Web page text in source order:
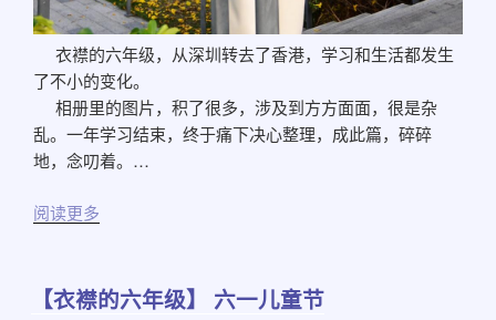
衣襟的六年级，从深圳转去了香港，学习和生活都发生
了不小的变化。
相册里的图片，积了很多，涉及到方方面面，很是杂
乱。一年学习结束，终于痛下决心整理，成此篇，碎碎
地，念叨着。…
阅读更多
【衣襟的六年级】 六一儿童节